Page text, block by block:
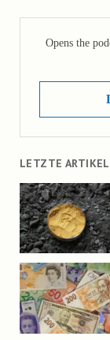
Opens the
LETZTE